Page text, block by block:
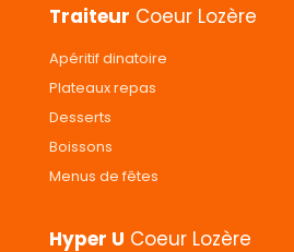
Traiteur Coeur Lozère
Apéritif dinatoire
Plateaux repas
Desserts
Boissons
Menus de fêtes
Hyper U Coeur Lozère